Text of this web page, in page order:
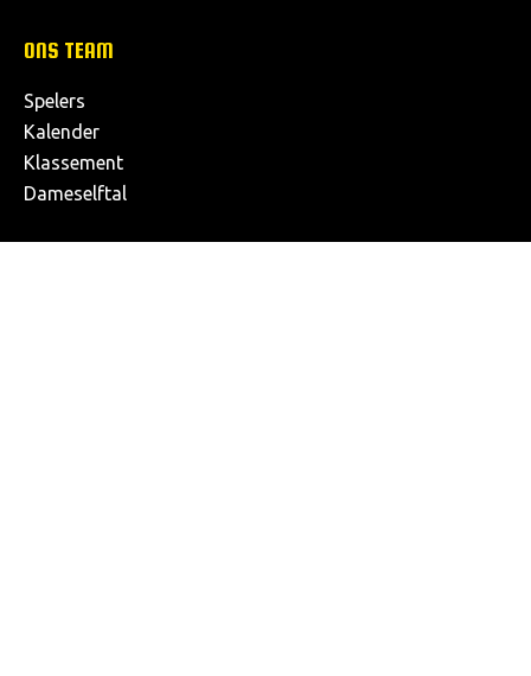
ONS TEAM
Spelers
Kalender
Klassement
Dameselftal